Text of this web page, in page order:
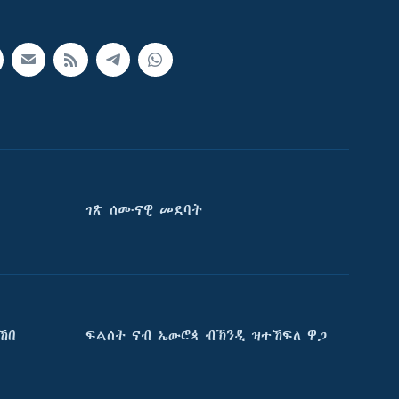
ገጽ ሰሙናዊ መደባት
ፍልሰት ናብ ኤውሮጳ ብኽንዲ ዝተኸፍለ ዋጋ